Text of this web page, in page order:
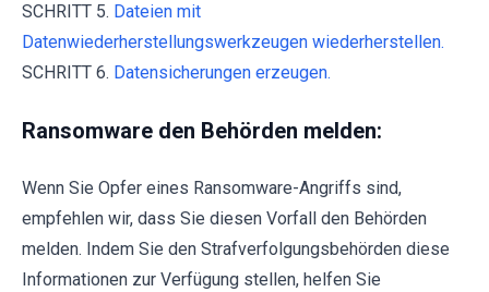
SCHRITT 5. Dateien mit
Datenwiederherstellungswerkzeugen wiederherstellen.
SCHRITT 6. Datensicherungen erzeugen.
Ransomware den Behörden melden:
Wenn Sie Opfer eines Ransomware-Angriffs sind,
empfehlen wir, dass Sie diesen Vorfall den Behörden
melden. Indem Sie den Strafverfolgungsbehörden diese
Informationen zur Verfügung stellen, helfen Sie